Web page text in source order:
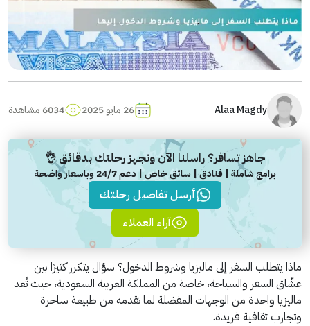
Alaa Magdy 26 مايو 2025 6034 مشاهدة
جاهز تسافر؟ راسلنا الآن ونجهز رحلتك بدقائق 👌
برامج شاملة | فنادق | سائق خاص | دعم 24/7 وباسعار واضحة
أرسل تفاصيل رحلتك
آراء العملاء
ماذا يتطلب السفر إلى ماليزيا وشروط الدخول؟ سؤال يتكرر كثيرًا بين
عشّاق السفر والسياحة، خاصة من المملكة العربية السعودية، حيث تُعد
ماليزيا واحدة من الوجهات المفضلة لما تقدمه من طبيعة ساحرة
وتجارب ثقافية فريدة.